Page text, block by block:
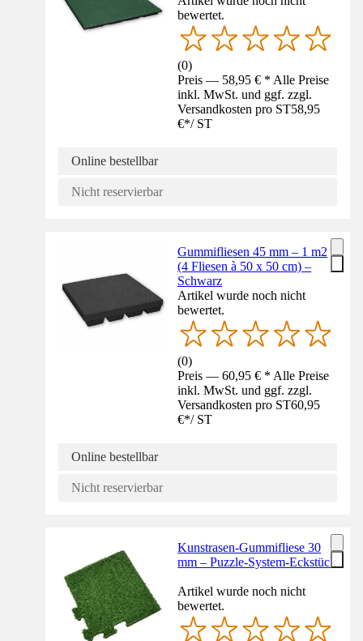
bewertet.
(0)
Preis — 58,95 € * Alle Preise
inkl. MwSt. und ggf. zzgl.
Versandkosten pro ST58,95
€*/ ST
Online bestellbar
Nicht reservierbar
Gummifliesen 45 mm – 1 m2
(4 Fliesen à 50 x 50 cm) –
Schwarz
Artikel wurde noch nicht
bewertet.
(0)
Preis — 60,95 € * Alle Preise
inkl. MwSt. und ggf. zzgl.
Versandkosten pro ST60,95
€*/ ST
Online bestellbar
Nicht reservierbar
Kunstrasen-Gummifliese 30
mm – Puzzle-System-Eckstück
Artikel wurde noch nicht
bewertet.